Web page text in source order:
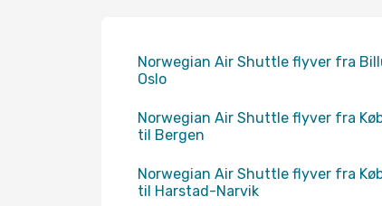
Norwegian Air Shuttle flyver fra
Oslo
Norwegian Air Shuttle flyver fra
til Bergen
Norwegian Air Shuttle flyver fra
til Harstad-Narvik